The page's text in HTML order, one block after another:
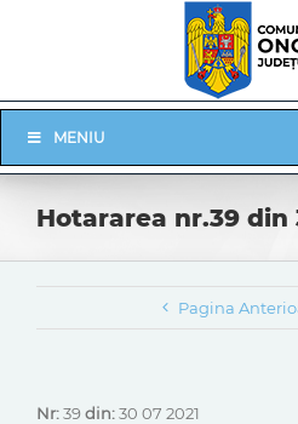
Navigation
MENIU
Hotararea nr.39 din
Pagina
Nr:39din:30 07 2021